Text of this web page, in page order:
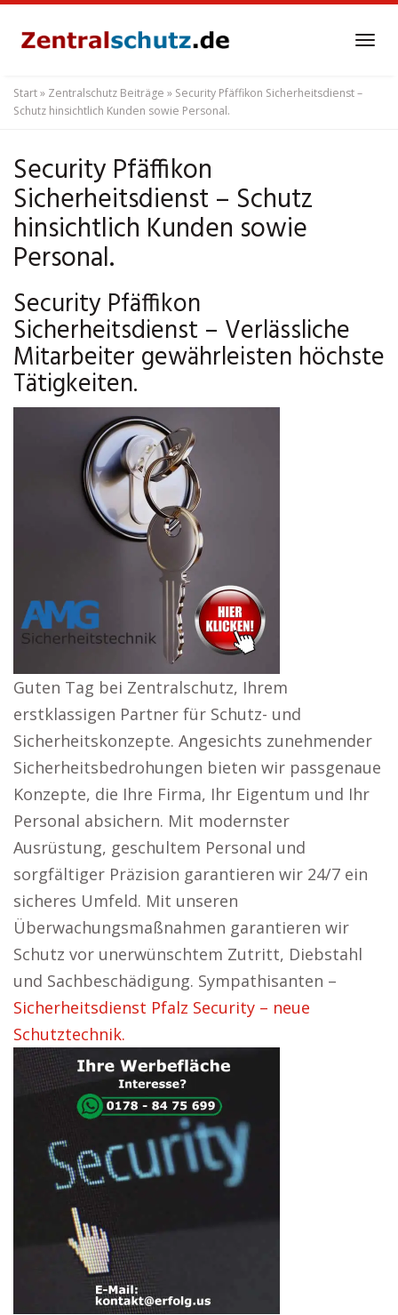
content
Start» Zentralschutz Beiträge » Security Pfäffikon Sicherheitsdienst –
Schutz hinsichtlich Kunden sowie Personal.
Security Pfäffikon
Sicherheitsdienst – Schutz
hinsichtlich Kunden sowie
Personal.
Security Pfäffikon
Sicherheitsdienst – Verlässliche
Mitarbeiter gewährleisten höchste
Tätigkeiten.
Guten Tag bei Zentralschutz, Ihrem
erstklassigen Partner für Schutz- und
Sicherheitskonzepte. Angesichts zunehmender
Sicherheitsbedrohungen bieten wir passgenaue
Konzepte, die Ihre Firma, Ihr Eigentum und Ihr
Personal absichern. Mit modernster
Ausrüstung, geschultem Personal und
sorgfältiger Präzision garantieren wir 24/7 ein
sicheres Umfeld. Mit unseren
Überwachungsmaßnahmen garantieren wir
Schutz vor unerwünschtem Zutritt, Diebstahl
und Sachbeschädigung. Sympathisanten –
Sicherheitsdienst Pfalz Security – neue
Schutztechnik.